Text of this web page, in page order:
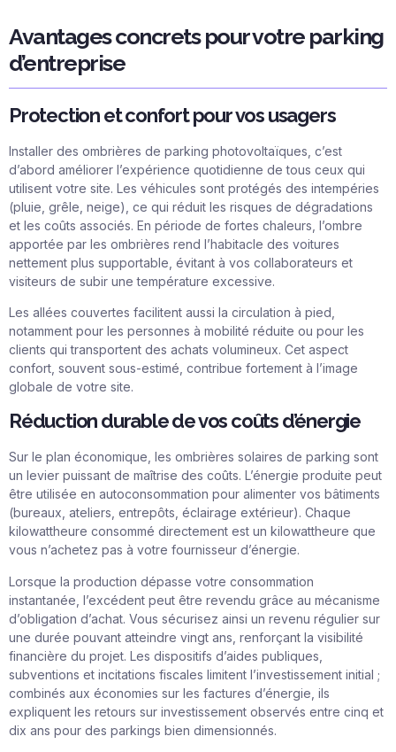
Avantages concrets pour votre parking
d’entreprise
Protection et confort pour vos usagers
Installer des ombrières de parking photovoltaïques, c’est
d’abord améliorer l’expérience quotidienne de tous ceux qui
utilisent votre site. Les véhicules sont protégés des intempéries
(pluie, grêle, neige), ce qui réduit les risques de dégradations
et les coûts associés. En période de fortes chaleurs, l’ombre
apportée par les ombrières rend l’habitacle des voitures
nettement plus supportable, évitant à vos collaborateurs et
visiteurs de subir une température excessive.
Les allées couvertes facilitent aussi la circulation à pied,
notamment pour les personnes à mobilité réduite ou pour les
clients qui transportent des achats volumineux. Cet aspect
confort, souvent sous-estimé, contribue fortement à l’image
globale de votre site.
Réduction durable de vos coûts d’énergie
Sur le plan économique, les ombrières solaires de parking sont
un levier puissant de maîtrise des coûts. L’énergie produite peut
être utilisée en autoconsommation pour alimenter vos bâtiments
(bureaux, ateliers, entrepôts, éclairage extérieur). Chaque
kilowattheure consommé directement est un kilowattheure que
vous n’achetez pas à votre fournisseur d’énergie.
Lorsque la production dépasse votre consommation
instantanée, l’excédent peut être revendu grâce au mécanisme
d’obligation d’achat. Vous sécurisez ainsi un revenu régulier sur
une durée pouvant atteindre vingt ans, renforçant la visibilité
financière du projet. Les dispositifs d’aides publiques,
subventions et incitations fiscales limitent l’investissement initial ;
combinés aux économies sur les factures d’énergie, ils
expliquent les retours sur investissement observés entre cinq et
dix ans pour des parkings bien dimensionnés.